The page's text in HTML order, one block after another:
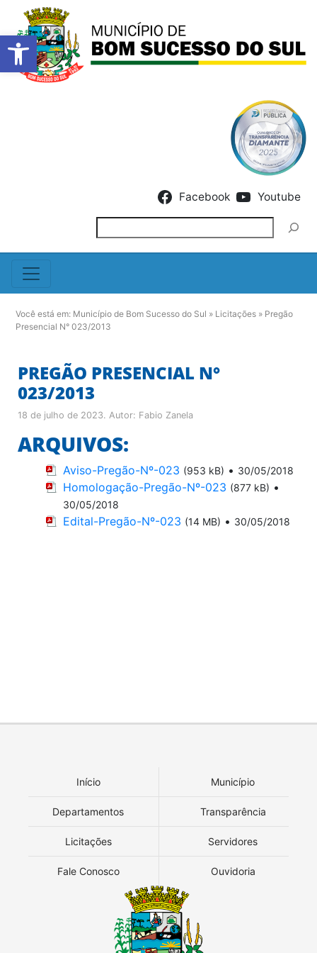
Barra de Ferramentas
Facebook Youtube
Você está em: Município de Bom Sucesso do Sul » Licitações » Pregão
Presencial N° 023/2013
PREGÃO PRESENCIAL N°
023/2013
18 de julho de 2023. Autor: Fabio Zanela
ARQUIVOS:
Aviso-Pregão-Nº-023 (953 kB) • 30/05/2018
Homologação-Pregão-Nº-023 (877 kB) •
30/05/2018
Edital-Pregão-Nº-023 (14 MB) • 30/05/2018
Início Município
Departamentos Transparência
Licitações Servidores
Fale Conosco Ouvidoria